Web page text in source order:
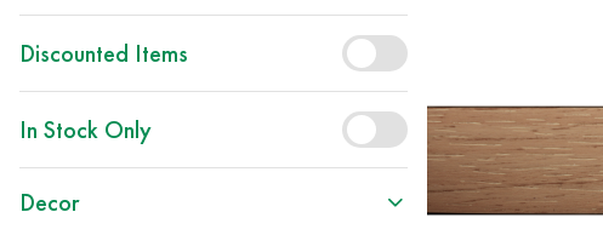
Discounted Items
In Stock Only
Decor